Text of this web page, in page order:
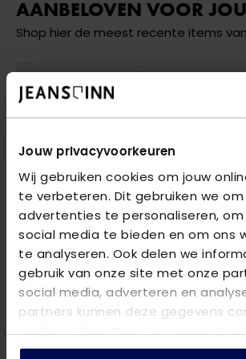
Jouw privacyvoorkeuren
Wij gebruiken cookies om jouw
te verbeteren. Dit gebruiken we
advertenties te personaliseren,
social media te bieden en om ons
te analyseren. Ook delen we
gebruik van onze site met onze
social media, adverteren en
partners kunnen deze gegevens
andere informatie die u aan ze
die ze hebben verzameld op basis
AANBELOVEN VOOR JOU
Shop hier de meest recente items